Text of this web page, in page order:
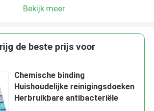
Bekijk meer
de beste prijs voor
Chemische binding
Huishoudelijke reinigingsdoeken
Herbruikbare antibacteriële